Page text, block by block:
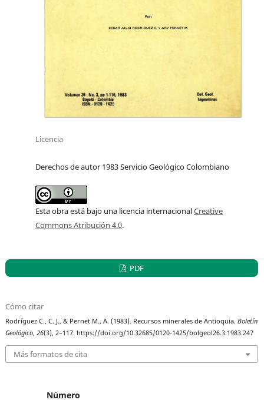
Licencia
Derechos de autor 1983 Servicio Geológico Colombiano
Esta obra está bajo una licencia internacionalCreative
Commons Atribución 4.0.
PDF
Cómo citar
Rodríguez C., C. J., & Pernet M., A. (1983). Recursos minerales de Antioquia.Boletín
Geológico,26(3), 2–117. https://doi.org/10.32685/0120-1425/bolgeol26.3.1983.247
Más formatos de cita
Número